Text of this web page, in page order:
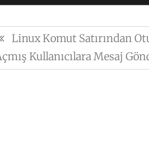
Previous
Post:
Linux Komut Satırından
Kullanıcılara Mesaj